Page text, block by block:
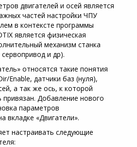
двигателей и осей является
частей настройки ЧПУ
в контексте программы
является физическая
механизм станка
и др).
относятся такие понятия
Enable, датчики баз (нуля),
а так же ось, к которой
привязан. Добавление нового
параметров
вкладке «Двигатели».
настраивать следующие